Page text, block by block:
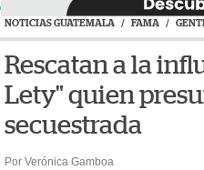
NOTICIAS GUATEMALA / FAMA /
Rescatan a la
Lety" quien
secuestrada
Por Verónica Gamboa